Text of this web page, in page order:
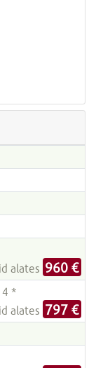
alates 960 €
*
alates 797 €